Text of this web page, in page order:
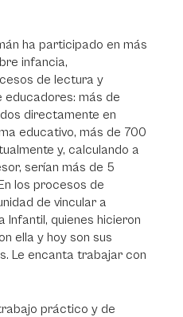
ha participado en más
infancia,
de lectura y
más de
directamente en
educativo, más de 700
y, calculando a
serían más de 5
los procesos de
de vincular a
Infantil, quienes hicieron
ella y hoy son sus
Le encanta trabajar con
práctico y de